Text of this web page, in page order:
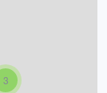
3